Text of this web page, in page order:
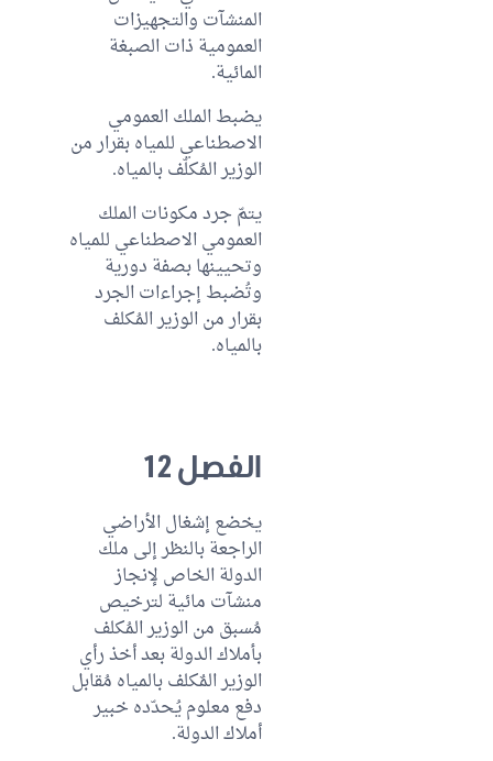
المنشآت والتجهيزات
العمومية ذات الصبغة
المائية.
يضبط الملك العمومي
الاصطناعي للمياه بقرار من
الوزير المُكلّف بالمياه.
يتمّ جرد مكونات الملك
العمومي الاصطناعي للمياه
وتحيينها بصفة دورية
وتُضبط إجراءات الجرد
بقرار من الوزير المُكلف
بالمياه.
الفصل 12
يخضع إشغال الأراضي
الراجعة بالنظر إلى ملك
الدولة الخاص لإنجاز
منشآت مائية لترخيص
مُسبق من الوزير المُكلف
بأملاك الدولة بعد أخذ رأي
الوزير المٌكلف بالمياه مُقابل
دفع معلوم يُحدّده خبير
أملاك الدولة.